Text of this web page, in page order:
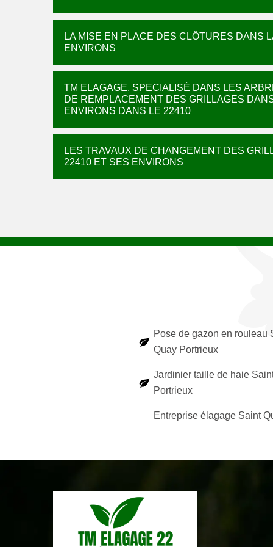
LA MISE EN PLACE DES CLÔTURES DANS
ENVIRONS
TM ELAGAGE, SPECIALISÉ DANS LES
DE REMPLACEMENT DES GRILLAGES
ENVIRONS DANS LE 22410
LES TRAVAUX DE CHANGEMENT DES
22410 ET SES ENVIRONS
Pose de gazon en rouleau
Quay Portrieux
Jardinier taille de haie
Portrieux
Entreprise élagage Saint